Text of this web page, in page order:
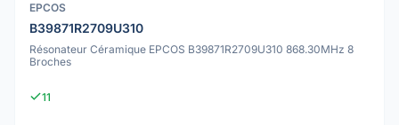
EPCOS
B39871R2709U310
Résonateur Céramique EPCOS B39871R2709U310 868.30MHz 8
Broches
11